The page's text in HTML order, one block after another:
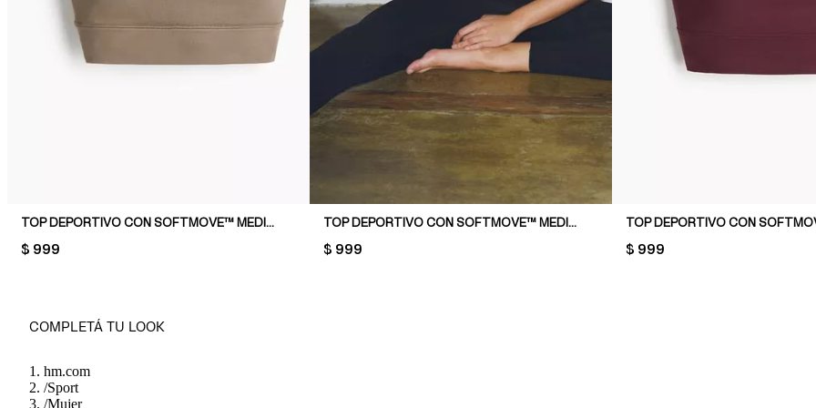
TOP DEPORTIVO CON SOFTMOVE™ MEDIUM SUPPORT
PRICE:
$ 999
TOP DEPORTIVO CON SOFTMOVE™ MEDIUM SUPPORT
PRICE:
$ 999 PRICE:
$ 999
COMPLETÁ TU LOOK
hm.com
/Sport
/Mujer